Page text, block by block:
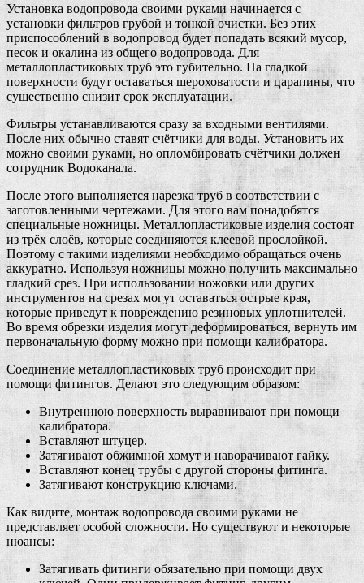
Установка водопровода своими руками начинается с
установки фильтров грубой и тонкой очистки. Без этих
приспособлений в водопровод будет попадать всякий мусор,
песок и окалина из общего водопровода. Для
металлопластиковых труб это губительно. На гладкой
поверхности будут оставаться шероховатости и царапины, что
существенно снизит срок эксплуатации.
Фильтры устанавливаются сразу за входными вентилями.
После них обычно ставят счётчики для воды. Установить их
можно своими руками, но опломбировать счётчики должен
сотрудник Водоканала.
После этого выполняется нарезка труб в соответствии с
заготовленными чертежами. Для этого вам понадобятся
специальные ножницы. Металлопластиковые изделия состоят
из трёх слоёв, которые соединяются клеевой прослойкой.
Поэтому с такими изделиями необходимо обращаться очень
аккуратно. Используя ножницы можно получить максимально
гладкий срез. При использовании ножовки или других
инструментов на срезах могут оставаться острые края,
которые приведут к повреждению резиновых уплотнителей.
Во время обрезки изделия могут деформироваться, вернуть им
первоначальную форму можно при помощи калибратора.
Соединение металлопластиковых труб происходит при
помощи фитингов. Делают это следующим образом:
Внутреннюю поверхность выравнивают при помощи
калибратора.
Вставляют штуцер.
Затягивают обжимной хомут и наворачивают гайку.
Вставляют конец трубы с другой стороны фитинга.
Затягивают конструкцию ключами.
Как видите, монтаж водопровода своими руками не
представляет особой сложности. Но существуют и некоторые
нюансы:
Затягивать фитинги обязательно при помощи двух